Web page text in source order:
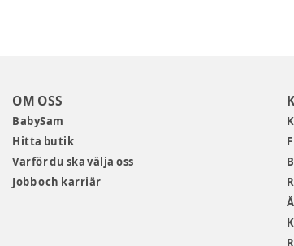
OM OSS
BabySam
Hitta butik
Varför du ska välja oss
Jobb och karriär